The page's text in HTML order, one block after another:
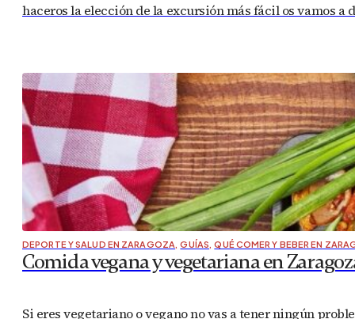
haceros la elección de la excursión más fácil os vamos a
DEPORTE Y SALUD EN ZARAGOZA, GUÍAS, QUÉ COMER Y BEBER EN
Comida vegana y vegetariana en
Si eres vegetariano o vegano no vas a tener ningún